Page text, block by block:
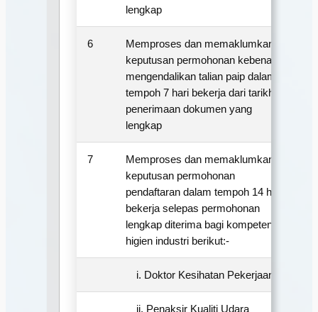
lengkap
6
Memproses dan memaklumkan
keputusan permohonan kebenaran
mengendalikan talian paip dalam
tempoh 7 hari bekerja dari tarikh
penerimaan dokumen yang
lengkap
7
Memproses dan memaklumkan
keputusan permohonan
pendaftaran dalam tempoh 14 hari
bekerja selepas permohonan
lengkap diterima bagi kompetensi
higien industri berikut:-
i. Doktor Kesihatan Pekerjaan
ii. Penaksir Kualiti Udara